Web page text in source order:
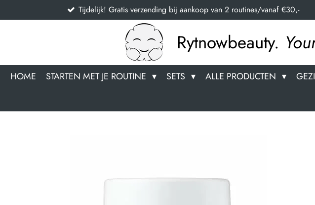
direct
Tijdelijk! Gratis verzending bij aankoop van 2 routines/vanaf €30,-
Rytnowbeauty.
HOME STARTEN MET JE ROUTINE SETS ALLE PRODUCTEN